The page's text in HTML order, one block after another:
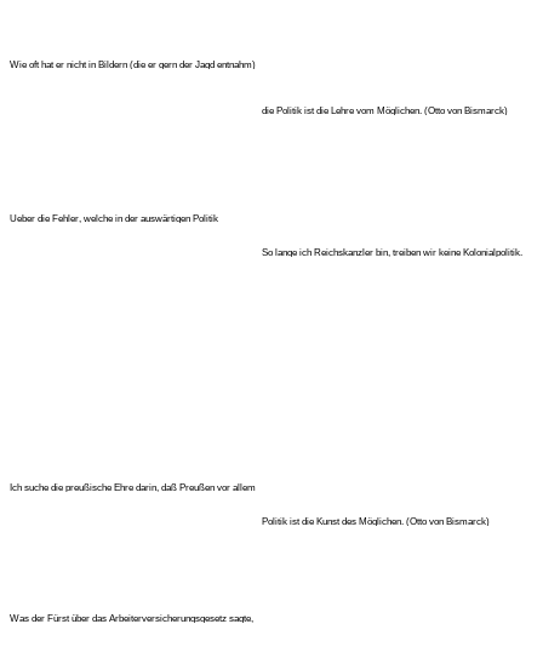
Wie oft hat er nicht in Bildern (die er gern der Jagd entnahm)
die Politik ist die Lehre vom Möglichen. (Otto von Bismarck)
Ueber die Fehler, welche in der auswärtigen Politik
So lange ich Reichskanzler bin, treiben wir keine Kolonialpolitik.
Ich suche die preußische Ehre darin, daß Preußen vor allem
Politik ist die Kunst des Möglichen. (Otto von Bismarck)
Was der Fürst über das Arbeiterversicherungsgesetz sagte,